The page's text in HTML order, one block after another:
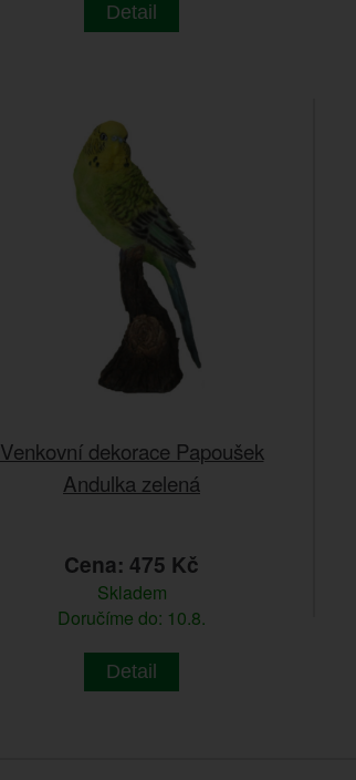
Detail
Venkovní dekorace Papoušek
Andulka zelená
Cena: 475 Kč
Skladem
Doručíme do: 10.8.
Detail